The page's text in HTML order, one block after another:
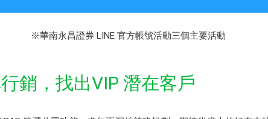
※華南永昌證券 LINE 官方帳號活動三個主要活動
銷，找出VIP 潛在客戶